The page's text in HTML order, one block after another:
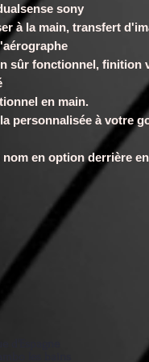
sony
à la main, transfert
sûr fonctionnel, finition
en main.
personnalisée à votre
en option derrière
d'Espagne
les bains